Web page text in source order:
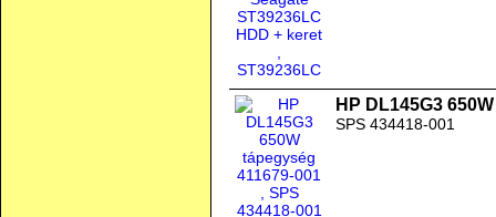
HP DL145G3
SPS 434418-001